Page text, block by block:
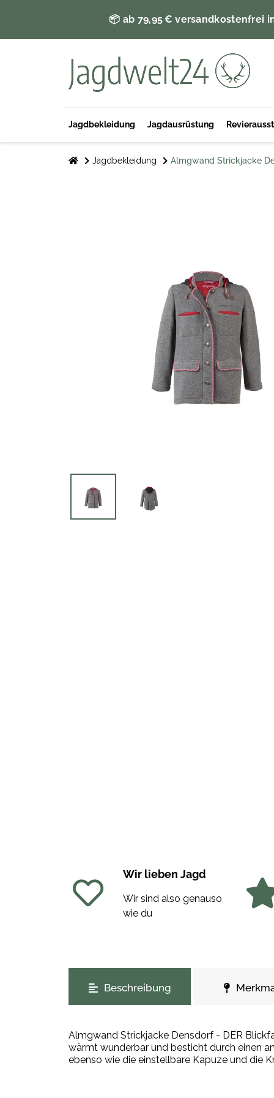
📦 ab 79,95 € versandkostenfrei
Jagdbekleidung Jagdausrüstung
Jagdbekleidung Almgwand Strickjacke
Wir lieben Jagd
Wir sind also genauso
wie du
Beschreibung
Almgwand Strickjacke Densdorf - DER Blickfang! Die Übergangsjacke Almgwand Densdorf mit einem extra langem Schnitt und einer
wärmt wunderbar und besticht durch einen